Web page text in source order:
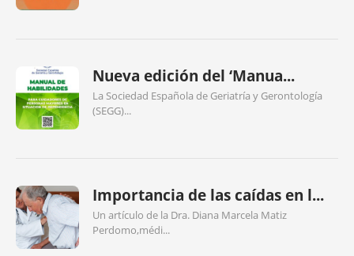
Nueva edición del ‘Manua...
La Sociedad Española de Geriatría y Gerontología
(SEGG)...
Importancia de las caídas en l...
Un artículo de la Dra. Diana Marcela Matiz
Perdomo,médi...